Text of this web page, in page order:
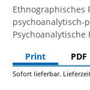
Ethnographisches
psychoanalytisch-
Psychoanalytische
Print
PDF
Sofort lieferbar.